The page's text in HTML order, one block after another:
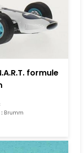
formule
Brumm